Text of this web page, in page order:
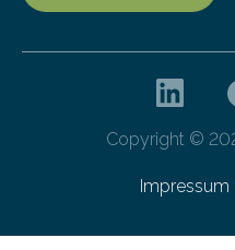
Copyright ©
Impressum